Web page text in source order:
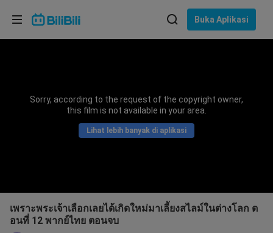
Buka Aplikasi
Sorry, according to the request of the copyright owner,
this film is not available in your area.
Lihat lebih banyak di aplikasi
เพราะพระเจ้าเลือกเลยได้เกิดใหม่มาเลี้ยงสไลม์ในต่างโลก ต
อนที่ 12 พากย์ไทย ตอนจบ
Pilih bahasa
Bahasa Indonesia